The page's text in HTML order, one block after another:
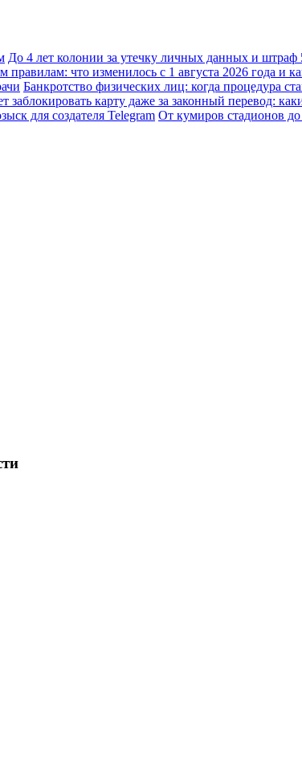
До 4 лет колонии за утечку личных данных и штраф
что изменилось с 1 августа 2026 года и
Банкротство физических лиц: когда процедура
заблокировать карту даже за законный перевод:
для создателя Telegram От кумиров стадионов